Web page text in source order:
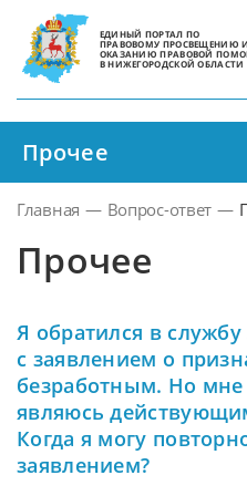
ЕДИНЫЙ ПОРТАЛ ПО
ПРАВОВОМУ ПРОСВЕЩЕНИЮ И
ОКАЗАНИЮ ПРАВОВОЙ
В НИЖЕГОРОДСКОЙ ОБЛАСТИ
Прочее
Главная — Вопрос-ответ —
Прочее
Я обратился в
с заявлением о
безработным. Но мне
являюсь
Когда я могу
заявлением?